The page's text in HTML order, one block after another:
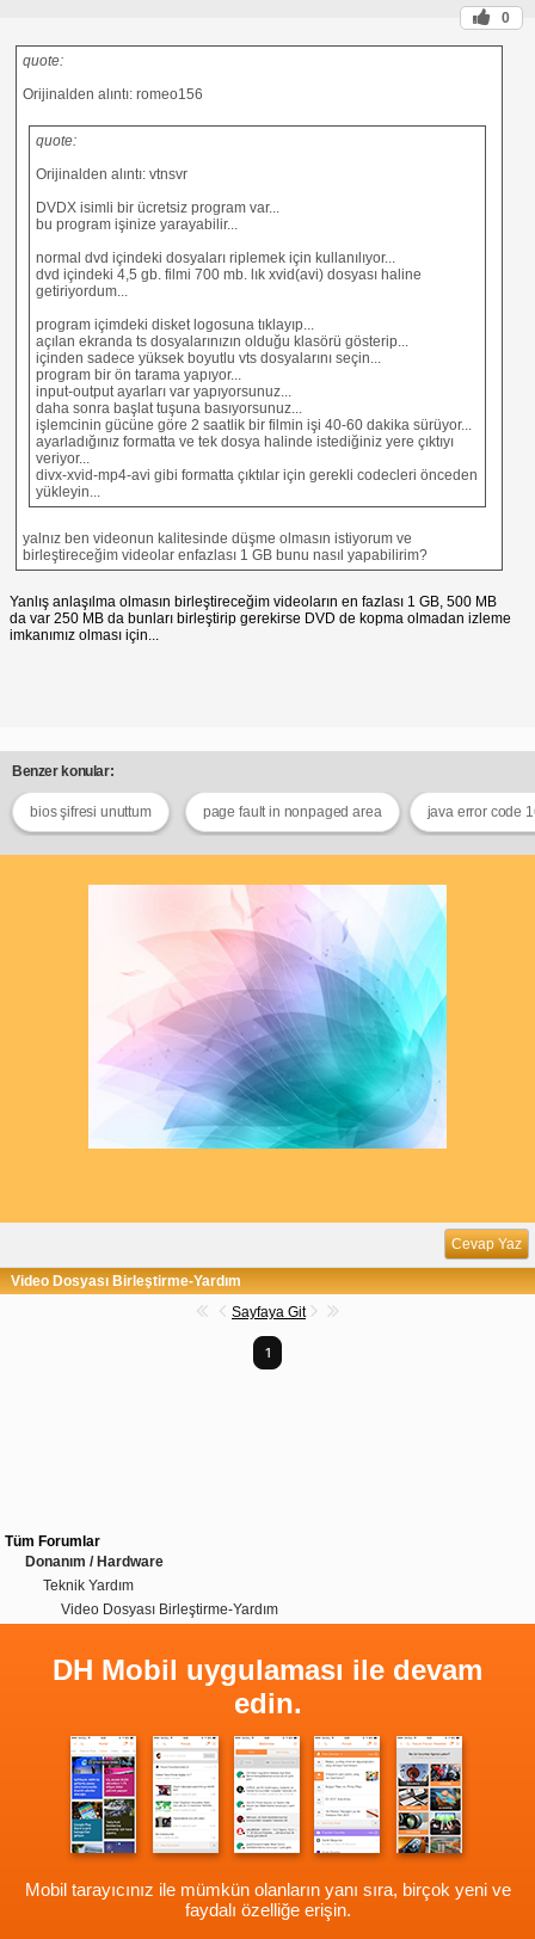
0
quote:
Orijinalden alıntı: romeo156
quote:
Orijinalden alıntı: vtnsvr
DVDX isimli bir ücretsiz program var...
bu program işinize yarayabilir...
normal dvd içindeki dosyaları riplemek için kullanılıyor...
dvd içindeki 4,5 gb. filmi 700 mb. lık xvid(avi) dosyası haline
getiriyordum...
program içimdeki disket logosuna tıklayıp...
açılan ekranda ts dosyalarınızın olduğu klasörü gösterip...
içinden sadece yüksek boyutlu vts dosyalarını seçin...
program bir ön tarama yapıyor...
input-output ayarları var yapıyorsunuz...
daha sonra başlat tuşuna basıyorsunuz...
işlemcinin gücüne göre 2 saatlik bir filmin işi 40-60 dakika sürüyor...
ayarladığınız formatta ve tek dosya halinde istediğiniz yere çıktıyı
veriyor...
divx-xvid-mp4-avi gibi formatta çıktılar için gerekli codecleri önceden
yükleyin...
yalnız ben videonun kalitesinde düşme olmasın istiyorum ve
birleştireceğim videolar enfazlası 1 GB bunu nasıl yapabilirim?
Yanlış anlaşılma olmasın birleştireceğim videoların en fazlası 1 GB, 500 MB
da var 250 MB da bunları birleştirip gerekirse DVD de kopma olmadan izleme
imkanımız olması için...
Benzer konular:
bios şifresi unuttum page fault in nonpaged area java error code
Cevap Yaz
Video Dosyası Birleştirme-Yardım
Sayfaya Git
1
Tüm Forumlar
Donanım / Hardware
Teknik Yardım
Video Dosyası Birleştirme-Yardım
DH Mobil uygulaması ile devam
edin.
Mobil tarayıcınız ile mümkün olanların yanı sıra, birçok yeni ve
faydalı özelliğe erişin.